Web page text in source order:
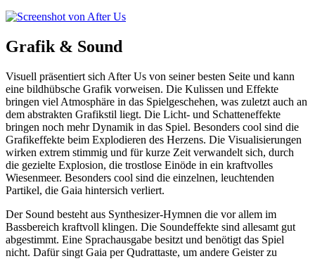
Grafik & Sound
Visuell präsentiert sich After Us von seiner besten Seite und kann
eine bildhübsche Grafik vorweisen. Die Kulissen und Effekte
bringen viel Atmosphäre in das Spielgeschehen, was zuletzt auch an
dem abstrakten Grafikstil liegt. Die Licht- und Schatteneffekte
bringen noch mehr Dynamik in das Spiel. Besonders cool sind die
Grafikeffekte beim Explodieren des Herzens. Die Visualisierungen
wirken extrem stimmig und für kurze Zeit verwandelt sich, durch
die gezielte Explosion, die trostlose Einöde in ein kraftvolles
Wiesenmeer. Besonders cool sind die einzelnen, leuchtenden
Partikel, die Gaia hintersich verliert.
Der Sound besteht aus Synthesizer-Hymnen die vor allem im
Bassbereich kraftvoll klingen. Die Soundeffekte sind allesamt gut
abgestimmt. Eine Sprachausgabe besitzt und benötigt das Spiel
nicht. Dafür singt Gaia per Qudrattaste, um andere Geister zu